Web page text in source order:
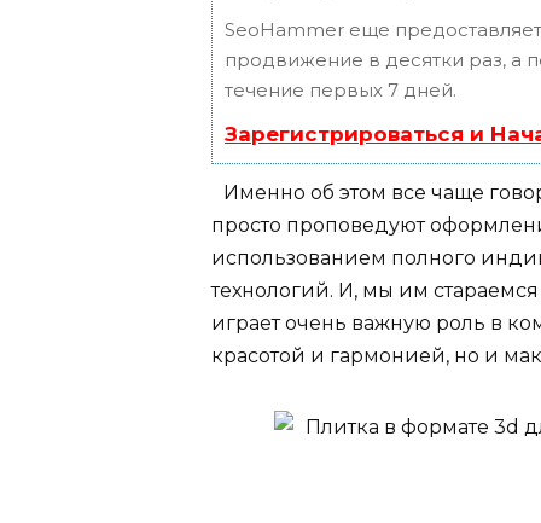
SeoHammer еще
продвижение в десятки раз, а
течение первых 7 дней.
Зарегистрироваться и
Именно об этом все чаще
просто проповедуют
использованием полного
технологий. И, мы им
играет очень важную роль в
красотой и гармонией, но и